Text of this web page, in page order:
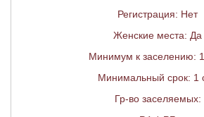
Регистрация: Нет
Женские места: Да
Минимум к заселению: 1
Минимальный срок: 1
Гр-во заселяемых: